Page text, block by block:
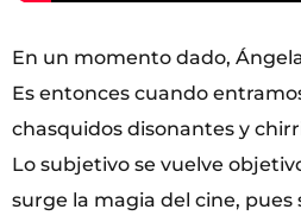
En un momento dado,
Es entonces cuando
chasquidos disonantes y
Lo subjetivo se vuelve
surge la magia del cine, pues